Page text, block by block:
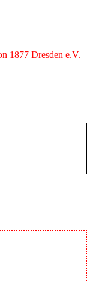
1877 Dresden e.V.